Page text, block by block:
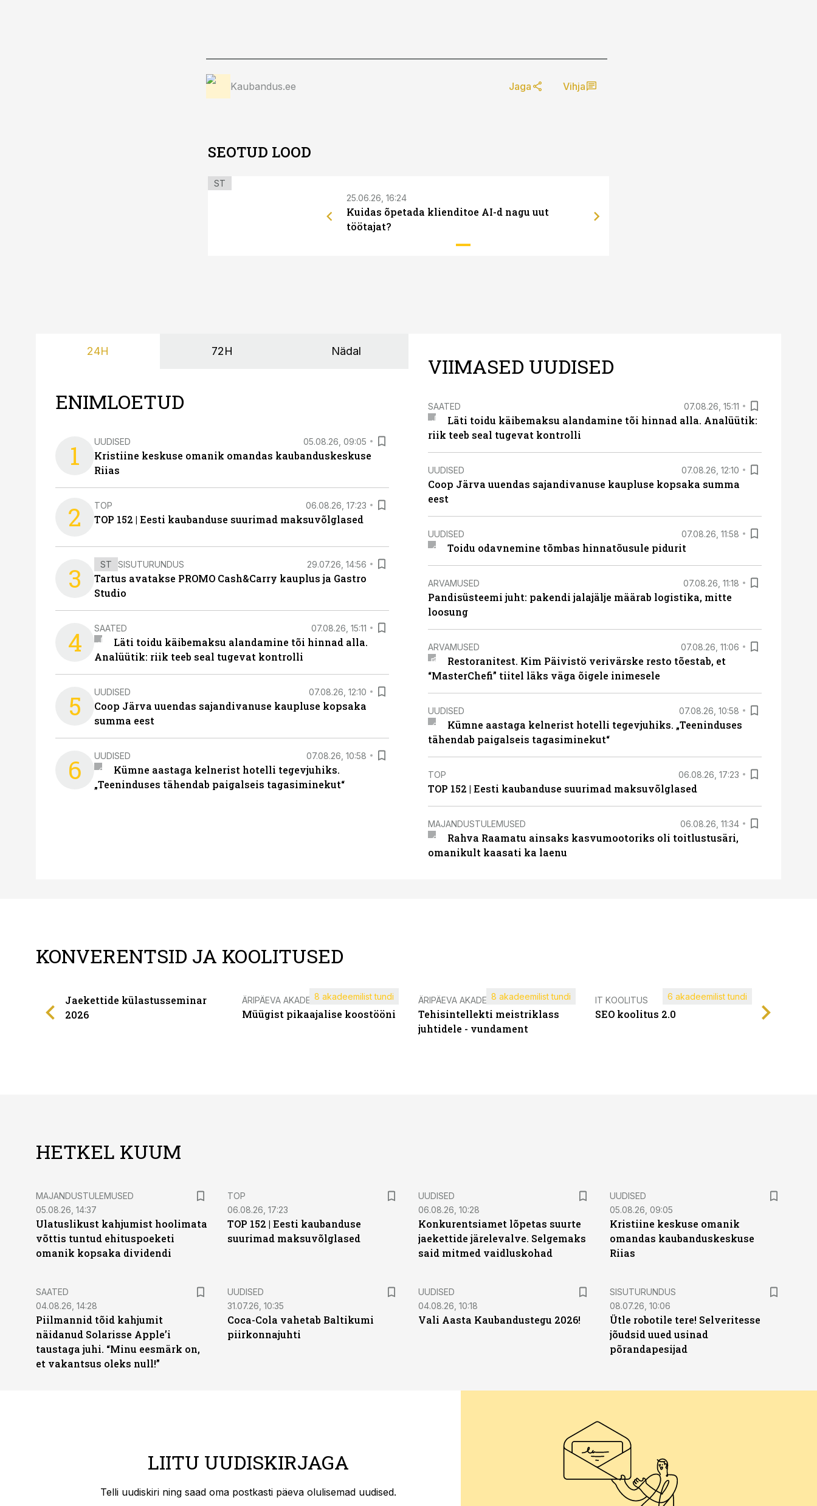
Kaubandus.ee Jaga Vihja
SEOTUD LOOD
ST
25.06.26, 16:24
Kuidas õpetada klienditoe AI-d nagu uut
töötajat?
24H 72H Nädal
ENIMLOETUD
1 UUDISED 05.08.26, 09:05
Kristiine keskuse omanik omandas kaubanduskeskuse
Riias
2 TOP 06.08.26, 17:23
TOP 152 | Eesti kaubanduse suurimad maksuvõlglased
3 ST SISUTURUNDUS 29.07.26, 14:56
Tartus avatakse PROMO Cash&Carry kauplus ja Gastro
Studio
4 SAATED 07.08.26, 15:11
Läti toidu käibemaksu alandamine tõi hinnad alla.
Analüütik: riik teeb seal tugevat kontrolli
5 UUDISED 07.08.26, 12:10
Coop Järva uuendas sajandivanuse kaupluse kopsaka
summa eest
6 UUDISED 07.08.26, 10:58
Kümne aastaga kelnerist hotelli tegevjuhiks.
„Teeninduses tähendab paigalseis tagasiminekut“
VIIMASED UUDISED
SAATED 07.08.26, 15:11
Läti toidu käibemaksu alandamine tõi hinnad alla. Analüütik:
riik teeb seal tugevat kontrolli
UUDISED 07.08.26, 12:10
Coop Järva uuendas sajandivanuse kaupluse kopsaka summa
eest
UUDISED 07.08.26, 11:58
Toidu odavnemine tõmbas hinnatõusule pidurit
ARVAMUSED 07.08.26, 11:18
Pandisüsteemi juht: pakendi jalajälje määrab logistika, mitte
loosung
ARVAMUSED 07.08.26, 11:06
Restoranitest. Kim Päivistö verivärske resto tõestab, et
“MasterChefi” tiitel läks väga õigele inimesele
UUDISED 07.08.26, 10:58
Kümne aastaga kelnerist hotelli tegevjuhiks. „Teeninduses
tähendab paigalseis tagasiminekut“
TOP 06.08.26, 17:23
TOP 152 | Eesti kaubanduse suurimad maksuvõlglased
MAJANDUSTULEMUSED 06.08.26, 11:34
Rahva Raamatu ainsaks kasvumootoriks oli toitlustusäri,
omanikult kaasati ka laenu
KONVERENTSID JA KOOLITUSED
Jaekettide külastusseminar
2026
ÄRIPÄEVA AKADEEMIA
Müügist pikaajalise koostööni
8 akadeemilist tundi ÄRIPÄEVA AKADEEMIA
Tehisintellekti meistriklass
juhtidele - vundament
8 akadeemilist tundi IT KOOLITUS
SEO koolitus 2.0
6 akadeemilist tundi
HETKEL KUUM
MAJANDUSTULEMUSED
05.08.26, 14:37
Ulatuslikust kahjumist hoolimata
võttis tuntud ehituspoeketi
omanik kopsaka dividendi
TOP
06.08.26, 17:23
TOP 152 | Eesti kaubanduse
suurimad maksuvõlglased
UUDISED
06.08.26, 10:28
Konkurentsiamet lõpetas suurte
jaekettide järelevalve. Selgemaks
said mitmed vaidluskohad
UUDISED
05.08.26, 09:05
Kristiine keskuse omanik
omandas kaubanduskeskuse
Riias
SAATED
04.08.26, 14:28
Piilmannid tõid kahjumit
näidanud Solarisse Apple’i
taustaga juhi. “Minu eesmärk on,
et vakantsus oleks null!”
UUDISED
31.07.26, 10:35
Coca-Cola vahetab Baltikumi
piirkonnajuhti
UUDISED
04.08.26, 10:18
Vali Aasta Kaubandustegu 2026!
ST
SISUTURUNDUS
08.07.26, 10:06
Ütle robotile tere! Selveritesse
jõudsid uued usinad
põrandapesijad
LIITU UUDISKIRJAGA
Telli uudiskiri ning saad oma postkasti päeva olulisemad uudised.